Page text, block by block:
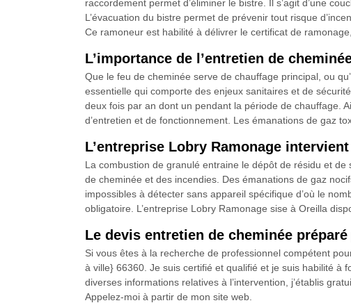
raccordement permet d’éliminer le bistre. Il s’agit d’une
L’évacuation du bistre permet de prévenir tout risque
Ce ramoneur est habilité à délivrer le certificat de
L’importance de l’entretien de
Que le feu de cheminée serve de chauffage principal, ou
essentielle qui comporte des enjeux sanitaires et de
deux fois par an dont un pendant la période de chauffage.
d’entretien et de fonctionnement. Les émanations de gaz
L’entreprise Lobry Ramonage
La combustion de granulé entraine le dépôt de résidu et
de cheminée et des incendies. Des émanations de gaz
impossibles à détecter sans appareil spécifique d’où le
obligatoire. L’entreprise Lobry Ramonage sise à Oreilla
Le devis entretien de cheminée
Si vous êtes à la recherche de professionnel compétent
à ville} 66360. Je suis certifié et qualifié et je suis habilité à
diverses informations relatives à l’intervention, j’établis
Appelez-moi à partir de mon site web.